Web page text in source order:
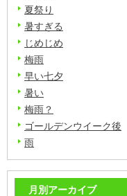
夏祭り
暑すぎる
じめじめ
梅雨
早い七夕
暑い
梅雨？
ゴールデンウイーク後
雨
月別アーカイブ